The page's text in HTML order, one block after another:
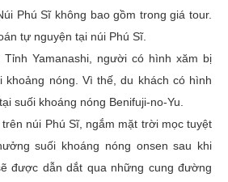
Phú Sĩ không bao gồm trong giá tour.
tự nguyện tại núi Phú Sĩ.
Yamanashi, người có hình xăm bị
khoảng nóng. Vì thế, du khách có hình
suối khoáng nóng Benifuji-no-Yu.
núi Phú Sĩ, ngắm mặt trời mọc tuyệt
suối khoáng nóng onsen sau khi
được dẫn dắt qua những cung đường